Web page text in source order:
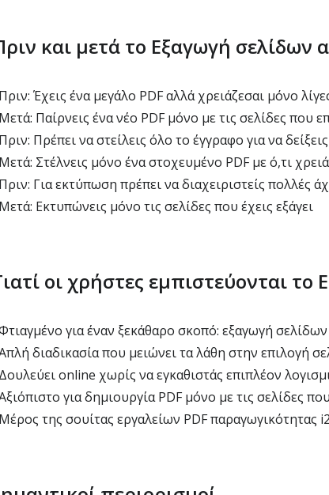
και μετά το Εξαγωγή σελίδων
Πριν: Έχεις ένα μεγάλο PDF αλλά χρειάζεσαι μόνο
Μετά: Παίρνεις ένα νέο PDF μόνο με τις σελίδες που
Πριν: Πρέπει να στείλεις όλο το έγγραφο για να
Μετά: Στέλνεις μόνο ένα στοχευμένο PDF με ό,τι
Πριν: Για εκτύπωση πρέπει να διαχειριστείς πολλές
Μετά: Εκτυπώνεις μόνο τις σελίδες που έχεις εξάγει
οι χρήστες εμπιστεύονται
για έναν ξεκάθαρο σκοπό: εξαγωγή
διαδικασία που μειώνει τα λάθη στην επιλογή
Δουλεύει online χωρίς να εγκαθιστάς επιπλέον
για δημιουργία PDF μόνο με τις σελίδες
Μέρος της σουίτας εργαλείων PDF παραγωγικότητας